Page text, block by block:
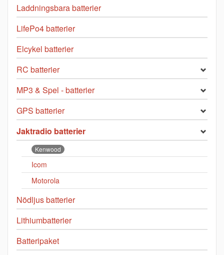
Laddningsbara batterier
LifePo4 batterier
Elcykel batterier
RC batterier
MP3 & Spel - batterier
GPS batterier
Jaktradio batterier
Kenwood
Icom
Motorola
Nödljus batterier
Lithiumbatterier
Batteripaket